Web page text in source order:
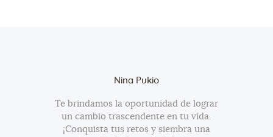
Nina Pukio
Te brindamos la oportunidad de lograr
un cambio trascendente en tu vida.
¡Conquista tus retos y siembra una